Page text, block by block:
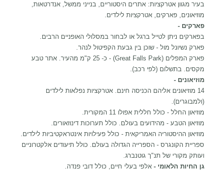
בעיר מגוון אטרקציות: אתרים היסטוריים, בנייני ממשל, אנדרטאות,
מוזיאונים, פארקים, אטרקציות לילדים.
פארקים -
בפארקים ניתן לטייל ברגל או לבחור במסלולי האופניים הרבים.
פארק נשיונל מול - שוכן בין גבעת הקפיטול לנהר.
פארק המפלים (Great Falls Park) - כ- 25 ק"מ מהעיר. אתר טבע
מקסים. בתשלום (לפי רכב).
מוזיאונים -
14 מוזיאונים אליהם הכניסה חינם. אטרקציות נפלאות לילדים
(ולמבוגרים).
מוזיאון החלל - כולל חללית אפולו 11 המקורית.
מוזיאון הטבע - מהידועים בעולם. כולל תערוכות דינוזאורים.
מוזיאון ההיסטוריה האמריקאית - כולל פעילויות אינטראקטיביות לילדים.
ספריית הקונגרס - הספרייה הגדולה בעולם. כולל תיעודים אלקטרוניים
ועותק מקורי של תנ"ך גוטנברג.
גן החיות הלאומי - אלפי בעלי חיים, כולל דובי פנדה.